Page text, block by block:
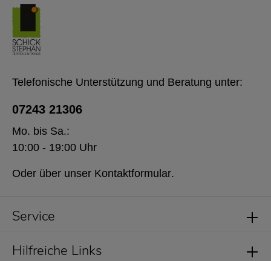
Service
Telefonische Unterstützung und Beratung unter:
07243 21306
Mo. bis Sa.:
10:00 - 19:00 Uhr
Oder über unser Kontaktformular.
Hilfreiche Links